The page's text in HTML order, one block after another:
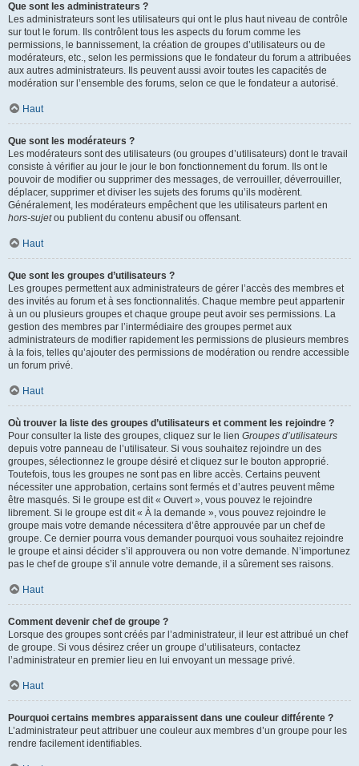
Que sont les administrateurs ?
Les administrateurs sont les utilisateurs qui ont le plus haut niveau de contrôle
sur tout le forum. Ils contrôlent tous les aspects du forum comme les
permissions, le bannissement, la création de groupes d’utilisateurs ou de
modérateurs, etc., selon les permissions que le fondateur du forum a attribuées
aux autres administrateurs. Ils peuvent aussi avoir toutes les capacités de
modération sur l’ensemble des forums, selon ce que le fondateur a autorisé.
Haut
Que sont les modérateurs ?
Les modérateurs sont des utilisateurs (ou groupes d’utilisateurs) dont le travail
consiste à vérifier au jour le jour le bon fonctionnement du forum. Ils ont le
pouvoir de modifier ou supprimer des messages, de verrouiller, déverrouiller,
déplacer, supprimer et diviser les sujets des forums qu’ils modèrent.
Généralement, les modérateurs empêchent que les utilisateurs partent en
hors-sujetou publient du contenu abusif ou offensant.
Haut
Que sont les groupes d’utilisateurs ?
Les groupes permettent aux administrateurs de gérer l’accès des membres et
des invités au forum et à ses fonctionnalités. Chaque membre peut appartenir
à un ou plusieurs groupes et chaque groupe peut avoir ses permissions. La
gestion des membres par l’intermédiaire des groupes permet aux
administrateurs de modifier rapidement les permissions de plusieurs membres
à la fois, telles qu’ajouter des permissions de modération ou rendre accessible
un forum privé.
Haut
Où trouver la liste des groupes d’utilisateurs et comment les rejoindre ?
Pour consulter la liste des groupes, cliquez sur le lien Groupes d’utilisateurs
depuis votre panneau de l’utilisateur. Si vous souhaitez rejoindre un des
groupes, sélectionnez le groupe désiré et cliquez sur le bouton approprié.
Toutefois, tous les groupes ne sont pas en libre accès. Certains peuvent
nécessiter une approbation, certains sont fermés et d’autres peuvent même
être masqués. Si le groupe est dit « Ouvert », vous pouvez le rejoindre
librement. Si le groupe est dit « À la demande », vous pouvez rejoindre le
groupe mais votre demande nécessitera d’être approuvée par un chef de
groupe. Ce dernier pourra vous demander pourquoi vous souhaitez rejoindre
le groupe et ainsi décider s’il approuvera ou non votre demande. N’importunez
pas le chef de groupe s’il annule votre demande, il a sûrement ses raisons.
Haut
Comment devenir chef de groupe ?
Lorsque des groupes sont créés par l’administrateur, il leur est attribué un chef
de groupe. Si vous désirez créer un groupe d’utilisateurs, contactez
l’administrateur en premier lieu en lui envoyant un message privé.
Haut
Pourquoi certains membres apparaissent dans une couleur différente ?
L’administrateur peut attribuer une couleur aux membres d’un groupe pour les
rendre facilement identifiables.